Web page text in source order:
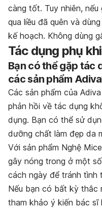
càng tốt. Tuy nhiên,
qua liều đã quên và
kế hoạch. Không dùng
Tác dụng phụ
Bạn có thể gặp tác
các sản phẩm
Các sản phẩm của
phản hồi về tác dụng
dụng. Bạn có thể sử
dưỡng chất làm đẹp da
Với sản phẩm Nghệ
gây nóng trong ở một
cách ngày để tránh tình
Nếu bạn có bất kỳ thắc
tham khảo ý kiến bác sĩ